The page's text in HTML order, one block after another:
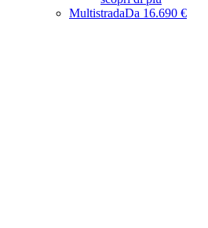
MultistradaDa 16.690 €